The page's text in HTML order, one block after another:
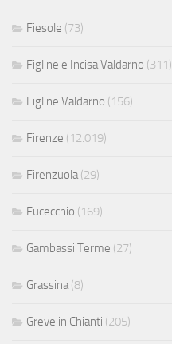
Fiesole (73)
Figline e Incisa Valdarno (311)
Figline Valdarno (156)
Firenze (12.019)
Firenzuola(29)
Fucecchio (169)
Gambassi Terme (27)
Grassina(8)
Greve in Chianti (205)